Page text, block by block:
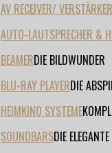
AV RECEIVER/ VERSTÄRKER
AUTO-LAUTSPRECHER &
BEAMERDIE BILDWUNDER
BLU-RAY PLAYERDIE
HEIMKINO SYSTEME
SOUNDBARSDIE